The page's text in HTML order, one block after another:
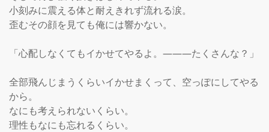
小刻みに震える体と耐えきれず流れる涙。
歪むその顔を見ても俺には響かない。
「心配しなくてもイかせてやるよ。―――たくさんな？」
全部飛んじまうくらいイかせまくって、空っぽにしてやる
から。
なにも考えられないくらい。
理性もなにも忘れるくらい。